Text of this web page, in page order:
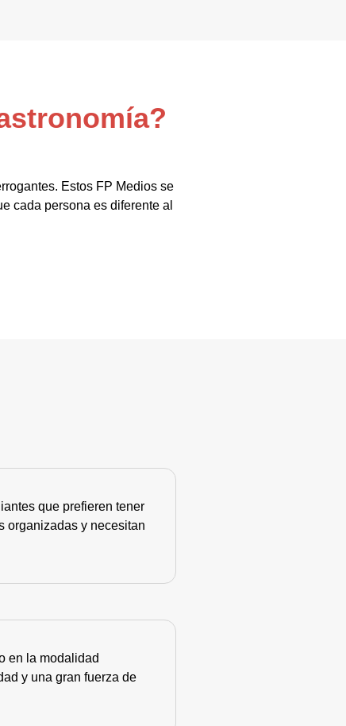
Estos FP Medios se
cada persona es diferente al
que prefieren tener
organizadas y necesitan
en la modalidad
y una gran fuerza de